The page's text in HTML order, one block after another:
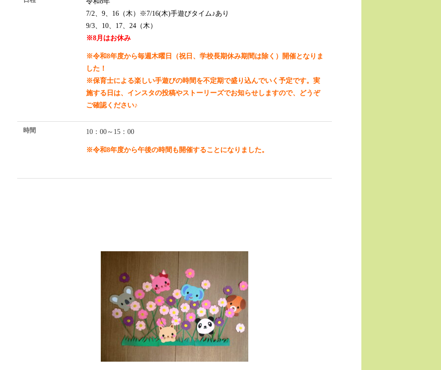
7/2、9、16（木）※7/16(木)手遊びタイム♪あり
9/3、10、17、24（木）
※8月はお休み
※令和8年度から毎週木曜日（祝日、学校長期休み期間は除く）開催となりま
した！
※保育士による楽しい手遊びの時間を不定期で盛り込んでいく予定です。実
施する日は、インスタの投稿やストーリーズでお知らせしますので、どうぞ
ご確認ください♪
時間 10：00～15：00
※令和8年度から午後の時間も開催することになりました。